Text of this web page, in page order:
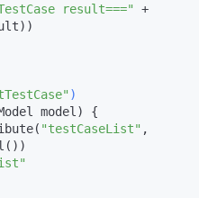
result==="
+
)
model ) {
"testCaseList" ,